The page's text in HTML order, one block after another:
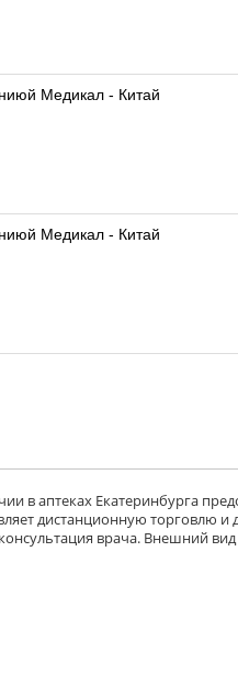
Медикал - Китай
Медикал - Китай
в аптеках Екатеринбурга
дистанционную торговлю и
врача. Внешний